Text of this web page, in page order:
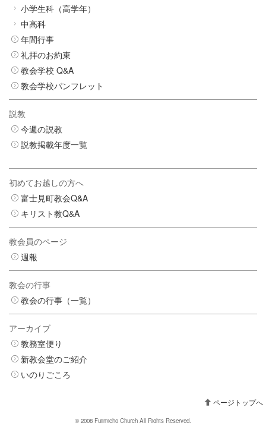
小学生科（高学年）
中高科
年間行事
礼拝のお約束
教会学校 Q&A
教会学校パンフレット
説教
今週の説教
説教掲載年度一覧
初めてお越しの方へ
富士見町教会Q&A
キリスト教Q&A
教会員のページ
週報
教会の行事
教会の行事（一覧）
アーカイブ
教務室便り
新教会堂のご紹介
いのりごころ
ページトップへ
© 2008 Fujimicho Church All Rights Reserved.